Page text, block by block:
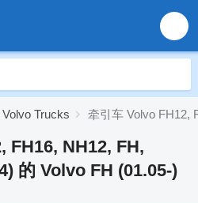
Trucks 牵引车 Volvo FH12,
FH16, NH12, FH,
的 Volvo FH (01.05-)